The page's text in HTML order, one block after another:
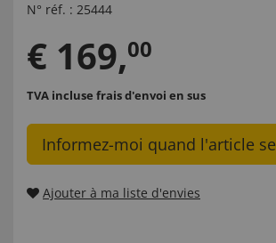
N° réf. : 25444
€ 169,00
TVA incluse frais d'envoi en sus
Informez-moi quand l'article
Ajouter à ma liste d'envies